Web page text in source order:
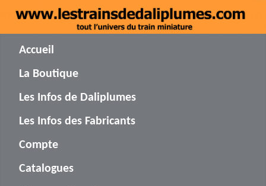
Accueil
La Boutique
Les Infos de Daliplumes
Les Infos des Fabricants
Compte
Catalogues